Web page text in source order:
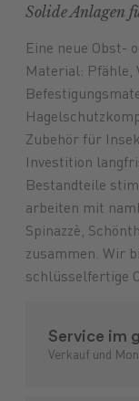
Futtermittel
Solide Anlagen
Eine neue Obst-
Material: Pfähle,
Zubehör für
Investition
Bestandteile
arbeiten mit
Spinazzè,
zusammen. Wir
schlüsselfertige
Service im
Verkauf und